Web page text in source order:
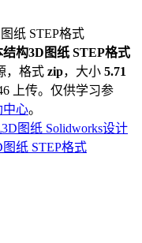
纸 STEP格式
构3D图纸 STEP格式
，格式 zip，大小 5.71
上传。仅供学习参
中心。
图纸 Solidworks设计
纸 STEP格式